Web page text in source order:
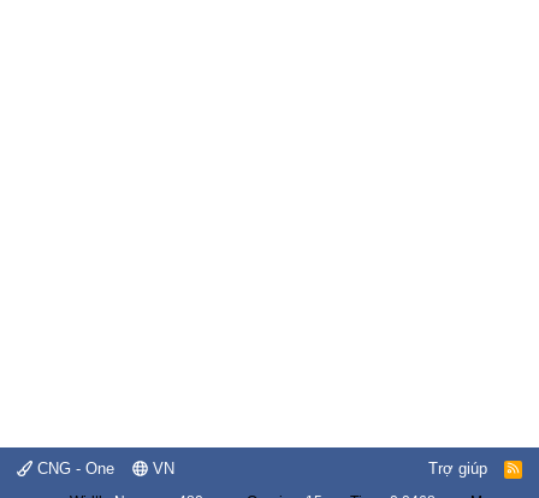
CNG - One VN Trợ giúp
R